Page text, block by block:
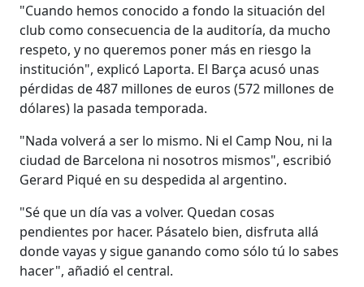
"Cuando hemos conocido a fondo la situación del
club como consecuencia de la auditoría, da mucho
respeto, y no queremos poner más en riesgo la
institución", explicó Laporta. El Barça acusó unas
pérdidas de 487 millones de euros (572 millones de
dólares) la pasada temporada.
"Nada volverá a ser lo mismo. Ni el Camp Nou, ni la
ciudad de Barcelona ni nosotros mismos", escribió
Gerard Piqué en su despedida al argentino.
"Sé que un día vas a volver. Quedan cosas
pendientes por hacer. Pásatelo bien, disfruta allá
donde vayas y sigue ganando como sólo tú lo sabes
hacer", añadió el central.